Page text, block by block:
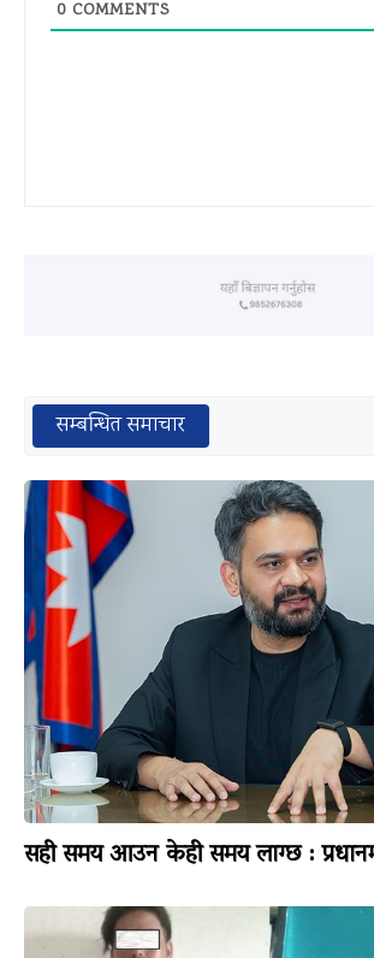
0 COMMENTS
सम्बन्धित समाचार
सही समय आउन केही समय लाग्छ :